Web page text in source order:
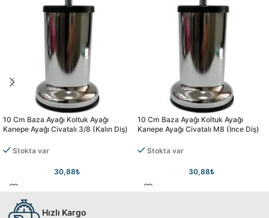
10 Cm Baza Ayağı Koltuk Ayağı
Kanepe Ayağı Civatalı 3/8 (kalın Diş)
Stokta var
30,88₺
10 Cm Baza Ayağı Koltuk Ayağı
Kanepe Ayağı Civatalı M8 (ince Diş)
Stokta var
30,88₺
Hızlı Kargo